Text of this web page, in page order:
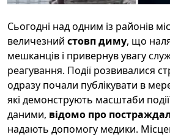
Сьогодні над одним із районів
величезний стовп диму, що
мешканців і привернув увагу
реагування. Події розвивалися
одразу почали публікувати в
які демонструють масштаби
даними, відомо про
надають допомогу медики.